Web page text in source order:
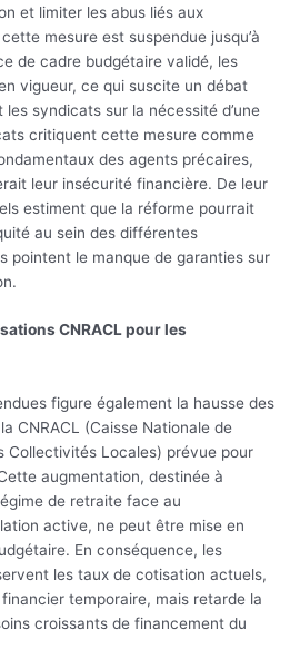
et limiter les abus liés aux
mesure est suspendue jusqu’à
de cadre budgétaire validé, les
vigueur, ce qui suscite un débat
syndicats sur la nécessité d’une
critiquent cette mesure comme
des agents précaires,
leur insécurité financière. De leur
estiment que la réforme pourrait
au sein des différentes
pointent le manque de garanties sur
CNRACL pour les
figure également la hausse des
CNRACL (Caisse Nationale de
Collectivités Locales) prévue pour
augmentation, destinée à
de retraite face au
active, ne peut être mise en
En conséquence, les
les taux de cotisation actuels,
temporaire, mais retarde la
croissants de financement du